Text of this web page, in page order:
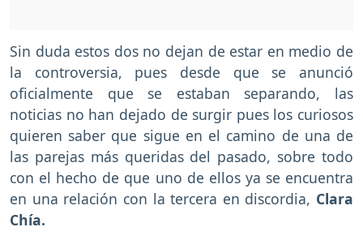
Sin duda estos dos no dejan de estar en medio de
la controversia, pues desde que se anunció
oficialmente que se estaban separando, las
noticias no han dejado de surgir pues los curiosos
quieren saber que sigue en el camino de una de
las parejas más queridas del pasado, sobre todo
con el hecho de que uno de ellos ya se encuentra
en una relación con la tercera en discordia, Clara
Chía.